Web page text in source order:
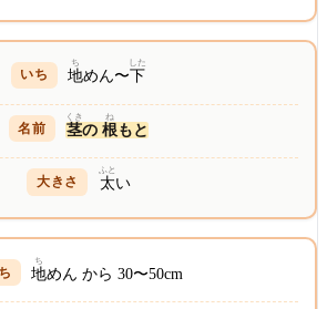
地
ち
めん〜下
した
茎
くき
の根
ね
もと
太
ふと
い
地
ち
めん から 30〜50cm